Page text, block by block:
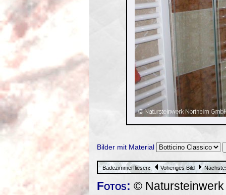
Bilder mit Material
Badezimmerfliesen: Voheriges Bild
Fotos: ©